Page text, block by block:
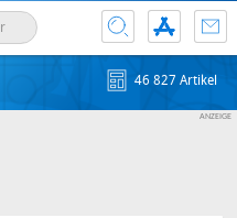
46 827 Artikel